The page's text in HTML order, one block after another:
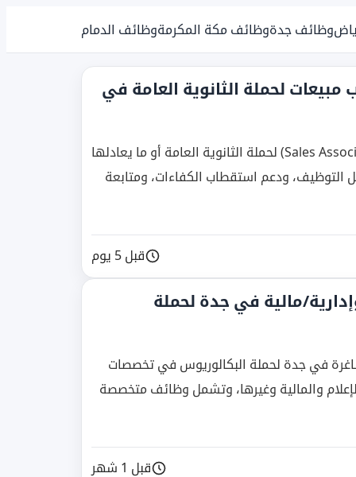
وظائف جدةوظائف مكة المكرمةوظائف الدمام
لحملة الثانوية العامة في
يعلن نادي الأهلي عن وظيفة مندوب مبيعات (Sales Associate) لحملة الثانوية العامة أو ما يعادلها
ودعم استقطاب الكفاءات، ومتابعة
قبل 5 يوم
مالية في جدة لحملة
وتدريبية شاغرة في جدة لحملة البكالوريوس في تخصصات
والمالية وغيرها، وتشمل وظائف متخصصة
قبل 1 شهر